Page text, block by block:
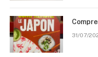
31/07/